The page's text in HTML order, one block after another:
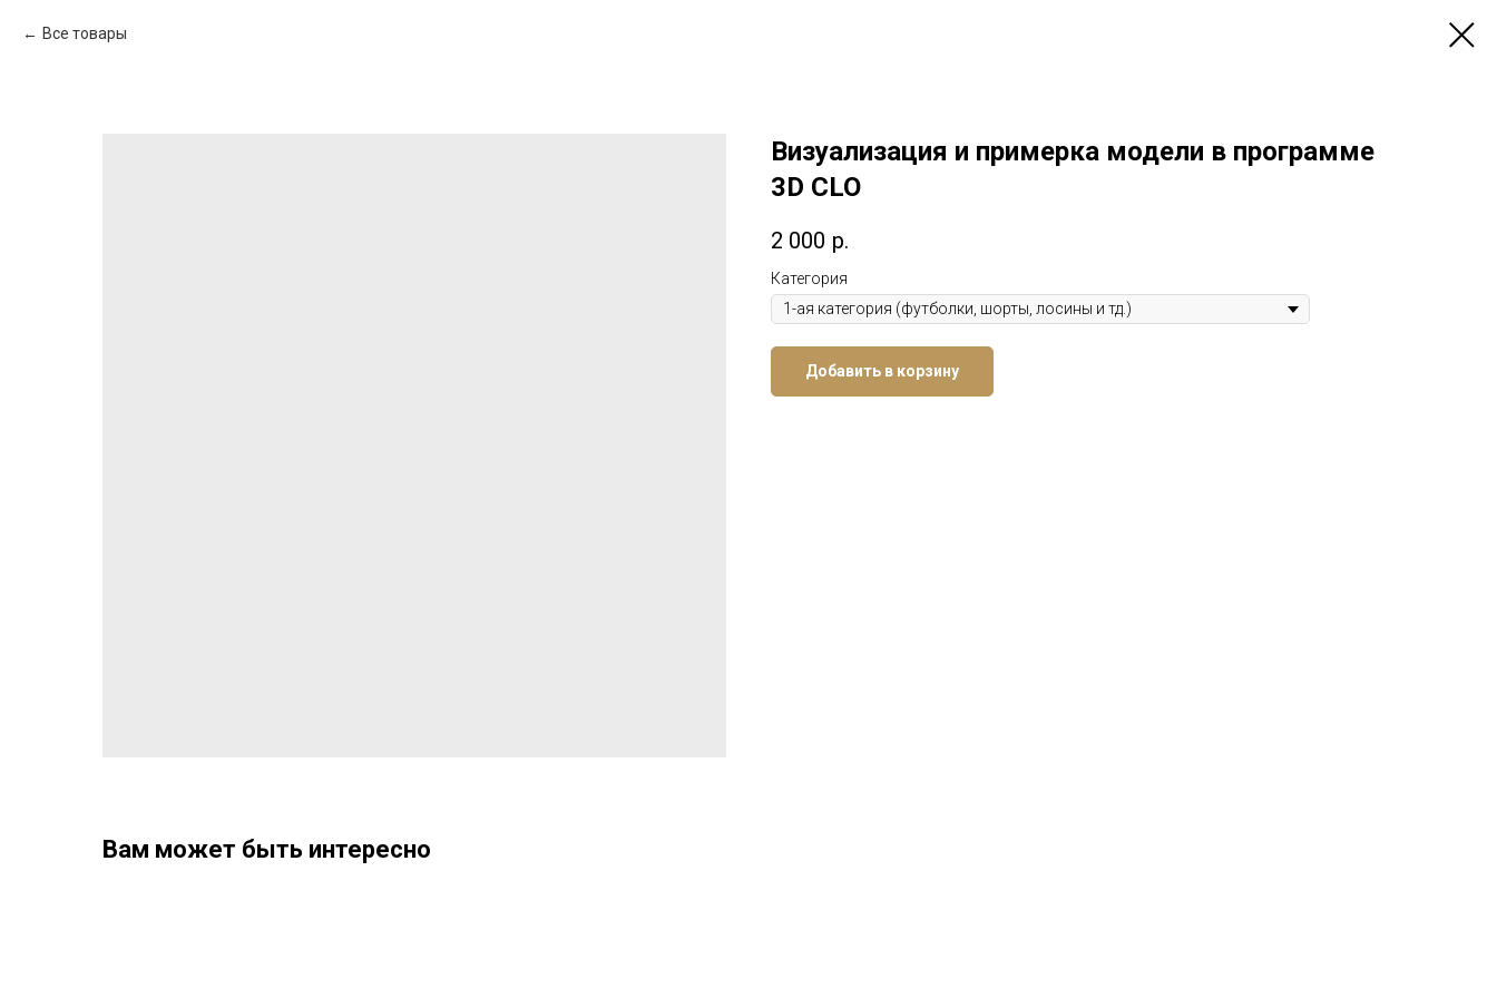
Все товары
Визуализация и примерка модели в программе
3D CLO
2 000 р.
Категория
Добавить в корзину
Вам может быть интересно